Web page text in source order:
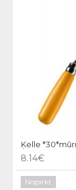
8.14€
Nopirkt